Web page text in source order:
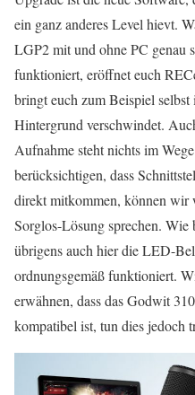
ein ganz anderes Level hievt.
LGP2 mit und ohne PC genau
funktioniert, eröffnet euch
bringt euch zum Beispiel
Hintergrund verschwindet.
Aufnahme steht nichts im
berücksichtigen, dass
direkt mitkommen, können
Sorglos-Lösung sprechen.
übrigens auch hier die LED-
ordnungsgemäß funktioniert.
erwähnen, dass das Godwit
kompatibel ist, tun dies jedoch